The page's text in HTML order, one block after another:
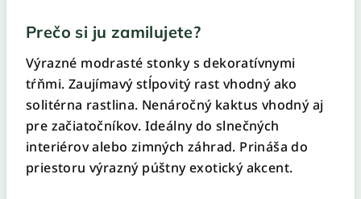
Prečo si ju zamilujete?
Výrazné modrasté stonky s dekoratívnymi
tŕňmi. Zaujímavý stĺpovitý rast vhodný ako
solitérna rastlina. Nenáročný kaktus vhodný aj
pre začiatočníkov. Ideálny do slnečných
interiérov alebo zimných záhrad. Prináša do
priestoru výrazný púštny exotický akcent.